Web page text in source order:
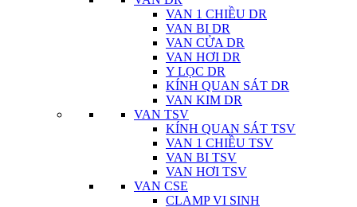
VAN 1 CHIỀU DR
VAN BI DR
VAN CỬA DR
VAN HƠI DR
Y LỌC DR
KÍNH QUAN SÁT DR
VAN KIM DR
VAN TSV
KÍNH QUAN SÁT TSV
VAN 1 CHIỀU TSV
VAN BI TSV
VAN HƠI TSV
VAN CSE
CLAMP VI SINH